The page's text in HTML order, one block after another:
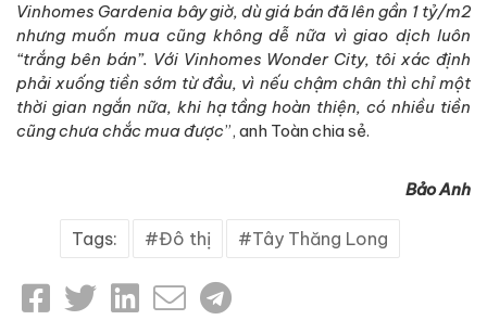
Vinhomes Gardenia bây giờ, dù giá bán đã lên gần 1 tỷ/m2
nhưng muốn mua cũng không dễ nữa vì giao dịch luôn
“trắng bên bán”. Với Vinhomes Wonder City, tôi xác định
phải xuống tiền sớm từ đầu, vì nếu chậm chân thì chỉ một
thời gian ngắn nữa, khi hạ tầng hoàn thiện, có nhiều tiền
cũng chưa chắc mua được”, anh Toàn chia sẻ.
Bảo Anh
Tags: Đô thị Tây Thăng Long